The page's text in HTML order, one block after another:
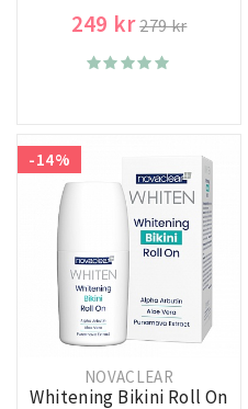
249 kr279 kr
-14%
NOVACLEAR
Whitening Bikini Roll On